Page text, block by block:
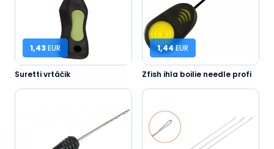
1,43EUR
Suretti vrtáčik
1,44EUR
Zfish ihla boilie needle profi